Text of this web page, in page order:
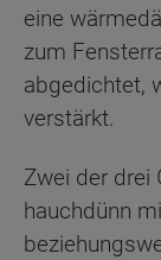
eine
zum
abgedichtet,
verstärkt.
Zwei der drei
hauchdünn